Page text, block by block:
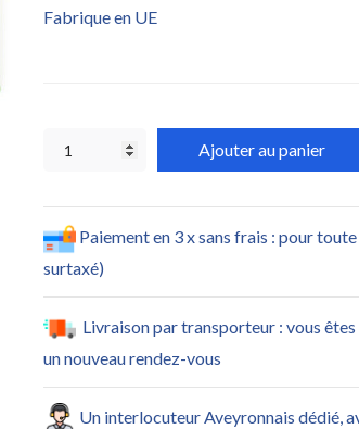
Fabrique en UE
Ajouter au panier
Paiement en 3 x sans frais : pour
surtaxé)
Livraison par transporteur : vous
un nouveau rendez-vous
Un interlocuteur Aveyronnais dédié,